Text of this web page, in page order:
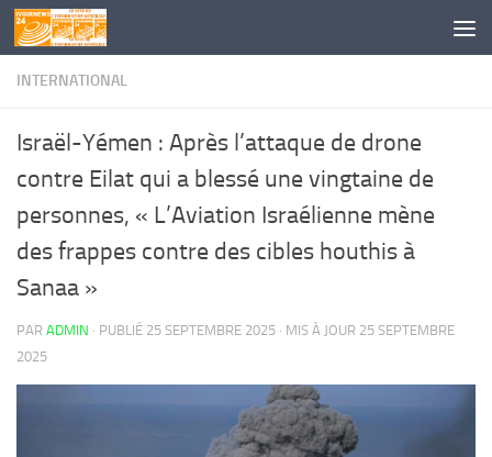
Skip to content
INTERNATIONAL
Israël-Yémen : Après l’attaque de drone
contre Eilat qui a blessé une vingtaine de
personnes, « L’Aviation Israélienne mène
des frappes contre des cibles houthis à
Sanaa »
PAR ADMIN · PUBLIÉ 25 SEPTEMBRE 2025 · MIS À JOUR 25 SEPTEMBRE
2025